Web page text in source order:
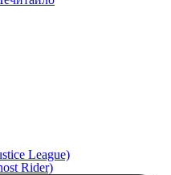
League)
Rider)